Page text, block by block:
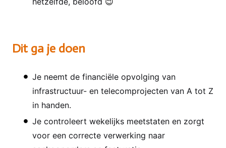
Dit ga je doen
Je neemt de financiële opvolging van
infrastructuur- en telecomprojecten van A tot Z
in handen.
Je controleert wekelijks meetstaten en zorgt
voor een correcte verwerking naar